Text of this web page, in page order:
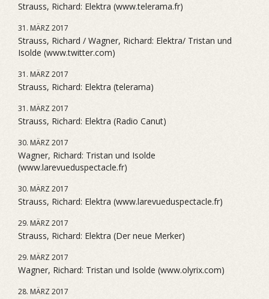
Strauss, Richard: Elektra (www.telerama.fr)
31. MÄRZ 2017
Strauss, Richard / Wagner, Richard: Elektra/ Tristan und
Isolde (www.twitter.com)
31. MÄRZ 2017
Strauss, Richard: Elektra (telerama)
31. MÄRZ 2017
Strauss, Richard: Elektra (Radio Canut)
30. MÄRZ 2017
Wagner, Richard: Tristan und Isolde
(www.larevueduspectacle.fr)
30. MÄRZ 2017
Strauss, Richard: Elektra (www.larevueduspectacle.fr)
29. MÄRZ 2017
Strauss, Richard: Elektra (Der neue Merker)
29. MÄRZ 2017
Wagner, Richard: Tristan und Isolde (www.olyrix.com)
28. MÄRZ 2017